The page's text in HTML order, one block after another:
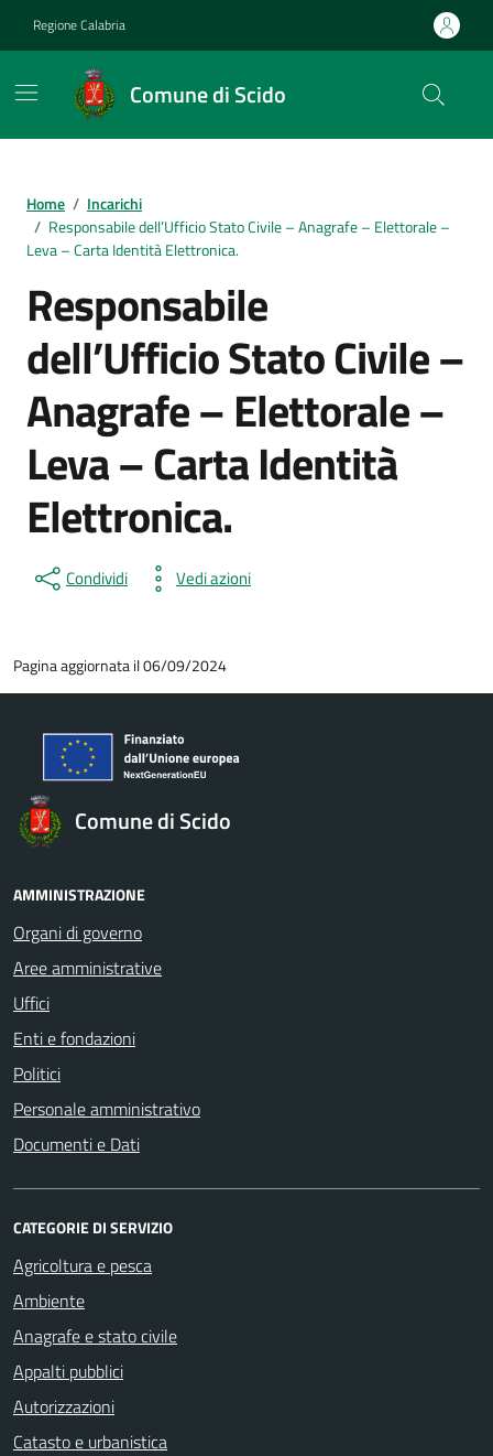
Regione Calabria
Comune di Scido
Home / Incarichi
/ Responsabile dell’Ufficio Stato Civile – Anagrafe – Elettorale –
Leva – Carta Identità Elettronica.
Responsabile
dell’Ufficio Stato Civile –
Anagrafe – Elettorale –
Leva – Carta Identità
Elettronica.
Condividi Vedi azioni
Pagina aggiornata il 06/09/2024
Comune di Scido
AMMINISTRAZIONE
Organi di governo
Aree amministrative
Uffici
Enti e fondazioni
Politici
Personale amministrativo
Documenti e Dati
CATEGORIE DI SERVIZIO
Agricoltura e pesca
Ambiente
Anagrafe e stato civile
Appalti pubblici
Autorizzazioni
Catasto e urbanistica